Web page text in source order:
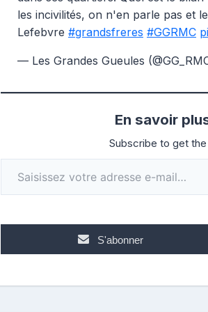
les incivilités, on n'en parle pas et
Lefebvre #grandsfreres #GGRMC
— Les Grandes Gueules
En savoir
Subscribe to get
Saisissez votre adresse e-mail…
S'abonner